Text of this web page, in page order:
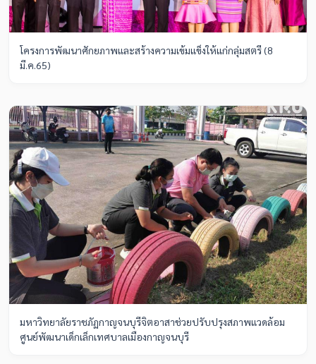
โครงการพัฒนาศักยภาพและสร้างความเข้มแข็งให้แก่กลุ่มสตรี (8
มี.ค.65)
มหาวิทยาลัยราชภัฏกาญจนบุรีจิตอาสาช่วยปรับปรุงสภาพแวดล้อม
ศูนย์พัฒนาเด็กเล็กเทศบาลเมืองกาญจนบุรี